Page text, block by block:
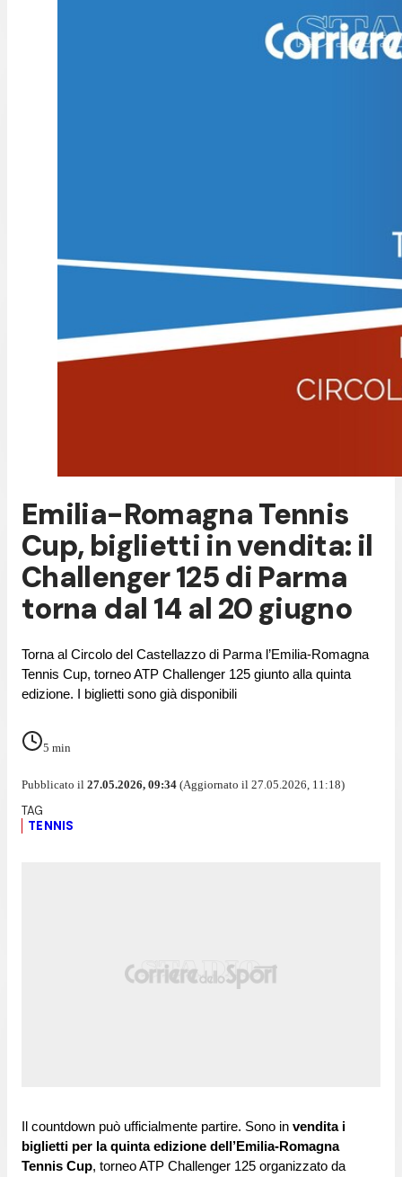
Emilia-Romagna Tennis
Cup, biglietti in vendita: il
Challenger 125 di Parma
torna dal 14 al 20 giugno
Torna al Circolo del Castellazzo di Parma l’Emilia-Romagna
Tennis Cup, torneo ATP Challenger 125 giunto alla quinta
edizione. I biglietti sono già disponibili
5 min
Pubblicato il 27.05.2026, 09:34 (Aggiornato il 27.05.2026, 11:18)
TENNIS
Il countdown può ufficialmente partire. Sono in vendita i
biglietti per la quinta edizione dell’Emilia-Romagna
Tennis Cup, torneo ATP Challenger 125 organizzato da